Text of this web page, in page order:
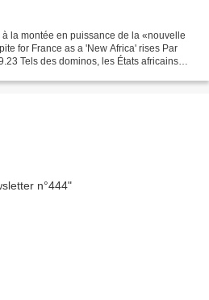
la montée en puissance de la «nouvelle
for France as a 'New Africa' rises Par
Tels des dominos, les États africains